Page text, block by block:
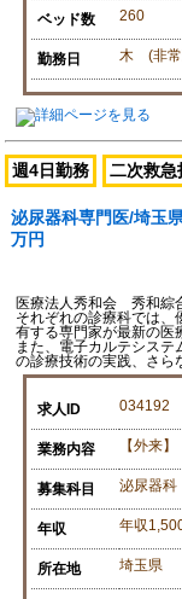
ベッド数 260
勤務日 木 (非常
週4日勤務 二次救急
泌尿器科専門医/埼玉
万円
医療法人秀和会 秀和綜
それぞれの診療科では、
有する専門家が最新の医
また、電子カルテシス
の診療技術の実践、さら
求人ID 034192
業務内容 【外来
募集科目 泌尿器科
年収 年収
所在地 埼玉県